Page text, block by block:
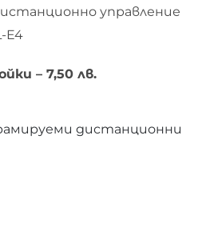
управление
E4
– 7,50 лв.
дистанционни